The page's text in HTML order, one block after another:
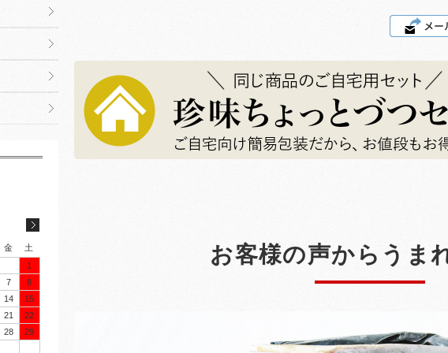
お客様の声からうま
金
土
1
7
8
14
15
21
22
28
29